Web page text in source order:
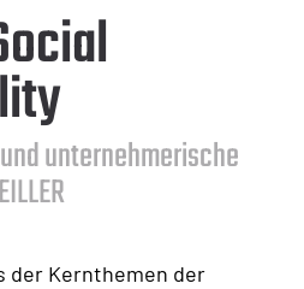
unternehmerische
der Kernthemen der